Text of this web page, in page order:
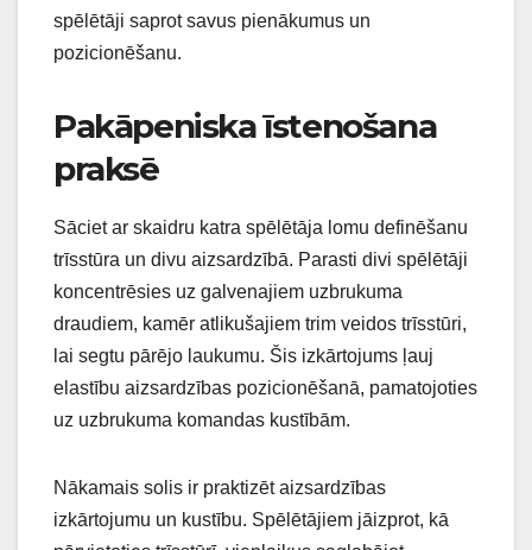
spēlētāji saprot savus pienākumus un
pozicionēšanu.
Pakāpeniska īstenošana
praksē
Sāciet ar skaidru katra spēlētāja lomu definēšanu
trīsstūra un divu aizsardzībā. Parasti divi spēlētāji
koncentrēsies uz galvenajiem uzbrukuma
draudiem, kamēr atlikušajiem trim veidos trīsstūri,
lai segtu pārējo laukumu. Šis izkārtojums ļauj
elastību aizsardzības pozicionēšanā, pamatojoties
uz uzbrukuma komandas kustībām.
Nākamais solis ir praktizēt aizsardzības
izkārtojumu un kustību. Spēlētājiem jāizprot, kā